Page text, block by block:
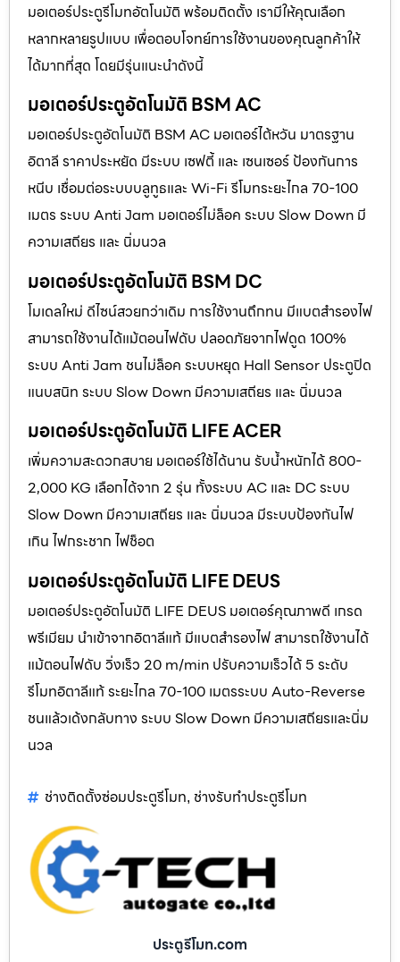
มอเตอร์ประตูรีโมทอัตโนมัติ พร้อมติดตั้ง เรามีให้คุณเลือก
หลากหลายรูปแบบ เพื่อตอบโจทย์การใช้งานของคุณลูกค้าให้
ได้มากที่สุด โดยมีรุ่นแนะนำดังนี้
มอเตอร์ประตูอัตโนมัติ BSM AC
มอเตอร์ประตูอัตโนมัติ BSM AC มอเตอร์ไต้หวัน มาตรฐาน
อิตาลี ราคาประหยัด มีระบบ เซฟตี้ และ เซนเซอร์ ป้องกันการ
หนีบ เชื่อมต่อระบบบลูทูธและ Wi-Fi รีโมทระยะไกล 70-100
เมตร ระบบ Anti Jam มอเตอร์ไม่ล็อค ระบบ Slow Down มี
ความเสถียร และ นิ่มนวล
มอเตอร์ประตูอัตโนมัติ BSM DC
โมเดลใหม่ ดีไซน์สวยกว่าเดิม การใช้งานถึกทน มีแบตสำรองไฟ
สามารถใช้งานได้แม้ตอนไฟดับ ปลอดภัยจากไฟดูด 100%
ระบบ Anti Jam ชนไม่ล็อค ระบบหยุด Hall Sensor ประตูปิด
แนบสนิท ระบบ Slow Down มีความเสถียร และ นิ่มนวล
มอเตอร์ประตูอัตโนมัติ LIFE ACER
เพิ่มความสะดวกสบาย มอเตอร์ใช้ได้นาน รับน้ำหนักได้ 800-
2,000 KG เลือกได้จาก 2 รุ่น ทั้งระบบ AC และ DC ระบบ
Slow Down มีความเสถียร และ นิ่มนวล มีระบบป้องกันไฟ
เกิน ไฟกระชาก ไฟช็อต
มอเตอร์ประตูอัตโนมัติ LIFE DEUS
มอเตอร์ประตูอัตโนมัติ LIFE DEUS มอเตอร์คุณภาพดี เกรด
พรีเมียม นำเข้าจากอิตาลีแท้ มีแบตสำรองไฟ สามารถใช้งานได้
แม้ตอนไฟดับ วิ่งเร็ว 20 m/min ปรับความเร็วได้ 5 ระดับ
รีโมทอิตาลีแท้ ระยะไกล 70-100 เมตรระบบ Auto-Reverse
ชนแล้วเด้งกลับทาง ระบบ Slow Down มีความเสถียรและนิ่ม
นวล
ช่างติดตั้งซ่อมประตูรีโมท, ช่างรับทำประตูรีโมท
ประตูรีโมท.com